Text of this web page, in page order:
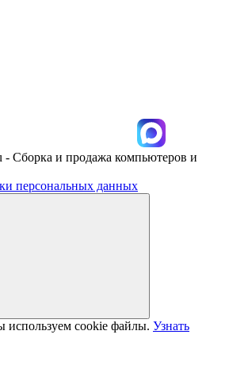
- Сборка и продажа компьютеров и
персональных данных
используем cookie файлы. Узнать